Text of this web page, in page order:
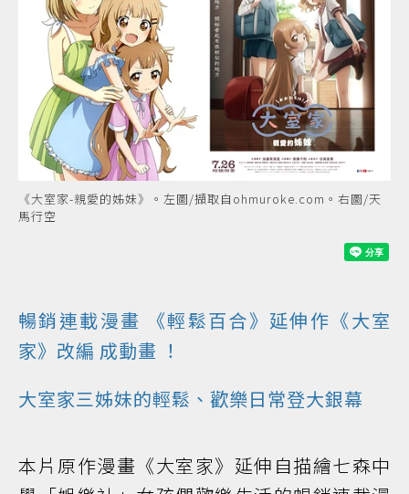
《大室家-親愛的姊妹》。左圖/擷取自ohmuroke.com。右圖/天
馬行空
暢銷連載漫畫
《輕鬆百合》延伸作《大室
家》 改編 成動畫 ！
大室家三姊妹的輕鬆、歡樂日常登大銀幕
本片原作漫畫《大室家》延伸自描繪七森中